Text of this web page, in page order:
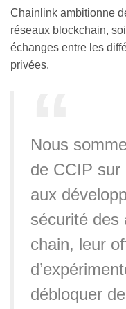
Chainlink ambitionne
réseaux blockchain,
échanges entre les
privées.
Nous
de CCIP
aux
sécurité des
chain, leur
débloquer